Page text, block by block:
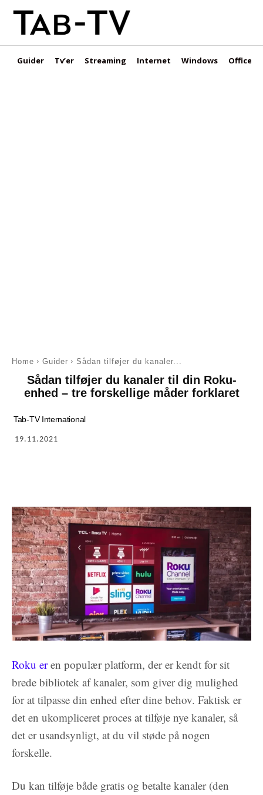
Guider Tv’er Streaming Internet Windows Office &
Home Guider Sådan tilføjer du kanaler...
Sådan tilføjer du kanaler til din Roku-
enhed – tre forskellige måder forklaret
Tab-TV International
19.11.2021
Roku eren populær platform, der er kendt for sit
brede bibliotek af kanaler, som giver dig mulighed
for at tilpasse din enhed efter dine behov. Faktisk er
det en ukompliceret proces at tilføje nye kanaler, så
det er usandsynligt, at du vil støde på nogen
forskelle.
Du kan tilføje både gratis og betalte kanaler (den